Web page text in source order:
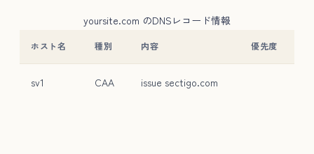
yoursite.com のDNSレコード情報
ホスト名 種別 内容 優先度
sv1 CAA issue sectigo.com